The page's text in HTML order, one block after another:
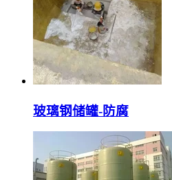
玻璃钢储罐-防腐